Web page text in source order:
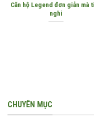
Căn hộ Legend đơn giản mà
nghi
CHUYÊN MỤC